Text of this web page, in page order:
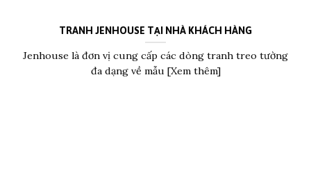
TRANH JENHOUSE TẠI NHÀ KHÁCH HÀNG
Jenhouse là đơn vị cung cấp các dòng tranh treo tường
đa dạng về mẫu [Xem thêm]